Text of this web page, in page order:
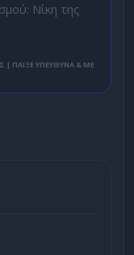
Νίκη της
| ΠΑΙΞΕ ΥΠΕΥΘΥΝΑ & ΜΕ